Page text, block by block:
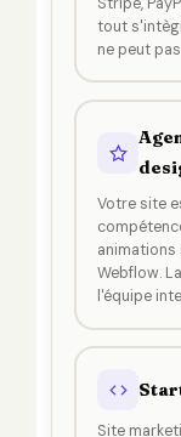
tout
ne peut
Votre site
Webflow.
l'équipe
Site